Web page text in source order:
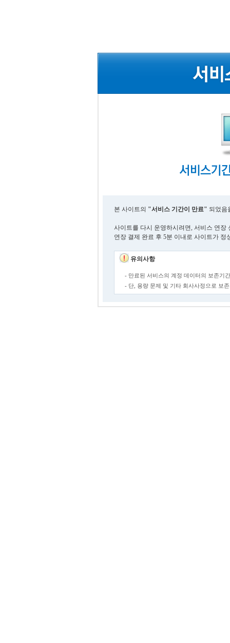
본 사이트의 "서비스 기간이 만료" 되었음
사이트를 다시 운영하시려면, 서비스 연장
연장 결제 완료 후 5분 이내로 사이트가 정
유의사항
- 만료된 서비스의 계정 데이터의 보존기
- 단, 용량 문제 및 기타 회사사정으로 보